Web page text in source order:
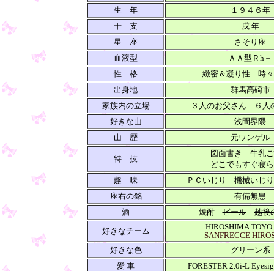
生 年
１９４６年
干 支
戌 年
星 座
さそり座
血液型
ＡＡ型Ｒh＋
性 格
緻密＆凝り性 時
出身地
群馬高碕市
家族内の立場
３人のお父さん ６人
好きな山
浅間界隈
山 歴
元ワンゲル
特 技
図面書き 牛乳
どこでもすぐ寝
趣 味
ＰＣいじり 機械いじ
座右の銘
有備無患
酒
焼酎ビール 越後
好きなチーム
HIROSHIMA TOYO
SANFRECCE
好きな色
グリーン系
愛 車
FORESTER 2.0i-L